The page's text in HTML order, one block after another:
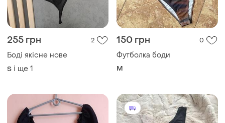
S і ще 1 M